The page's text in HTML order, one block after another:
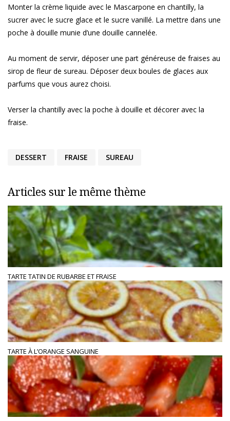
Monter la crème liquide avec le Mascarpone en chantilly, la
sucrer avec le sucre glace et le sucre vanillé. La mettre dans une
poche à douille munie d’une douille cannelée.
Au moment de servir, déposer une part généreuse de fraises au
sirop de fleur de sureau. Déposer deux boules de glaces aux
parfums que vous aurez choisi.
Verser la chantilly avec la poche à douille et décorer avec la
fraise.
DESSERT FRAISE SUREAU
Articles sur le même thème
TARTE TATIN DE RUBARBE ET FRAISE
TARTE À L’ORANGE SANGUINE